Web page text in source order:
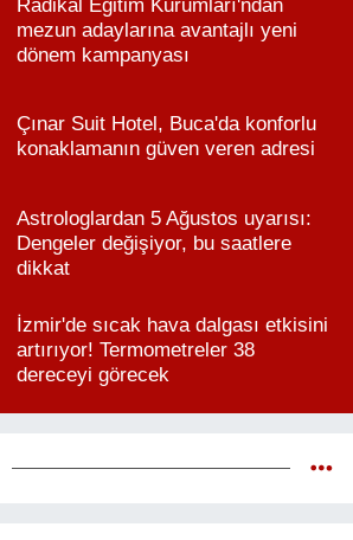
Radikal Eğitim Kurumları'ndan
mezun adaylarına avantajlı yeni
dönem kampanyası
Çınar Suit Hotel, Buca'da konforlu
konaklamanın güven veren adresi
Astrologlardan 5 Ağustos uyarısı:
Dengeler değişiyor, bu saatlere
dikkat
İzmir'de sıcak hava dalgası etkisini
artırıyor! Termometreler 38
dereceyi görecek